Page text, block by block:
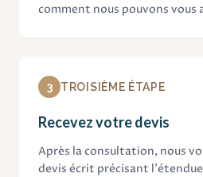
comment nous pouvons vous
3 TROISIÈME ÉTAPE
Recevez votre devis
Après la consultation, nous
devis écrit précisant